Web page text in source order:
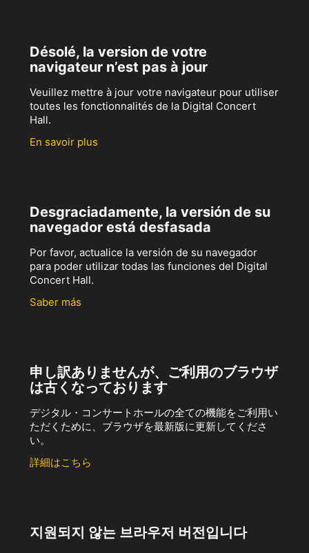
Désolé, la version de votre
navigateur n’est pas à jour
Veuillez mettre à jour votre navigateur pour utiliser
toutes les fonctionnalités de la Digital Concert
Hall.
En savoir plus
Desgraciadamente, la versión de su
navegador está desfasada
Por favor, actualice la versión de su navegador
para poder utilizar todas las funciones del Digital
Concert Hall.
Saber más
申し訳ありませんが、ご利用のブラウザ
は古くなっております
デジタル・コンサートホールの全ての機能をご利用い
ただくために、ブラウザを最新版に更新してくださ
い。
詳細はこちら
지원되지 않는 브라우저 버전입니다